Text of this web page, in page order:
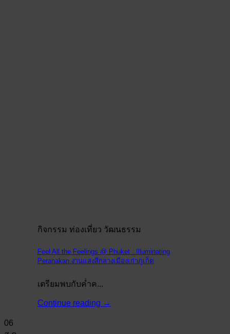
กิจกรรม ท่องเที่ยว วัฒนธรรม
Feel All the Feelings @ Phuket : Illuminating
Peranakan งานแสงสีกลางเมืองเก่าภูเก็ต
เตรียมพบกับค่ำค...
Continue reading →
06